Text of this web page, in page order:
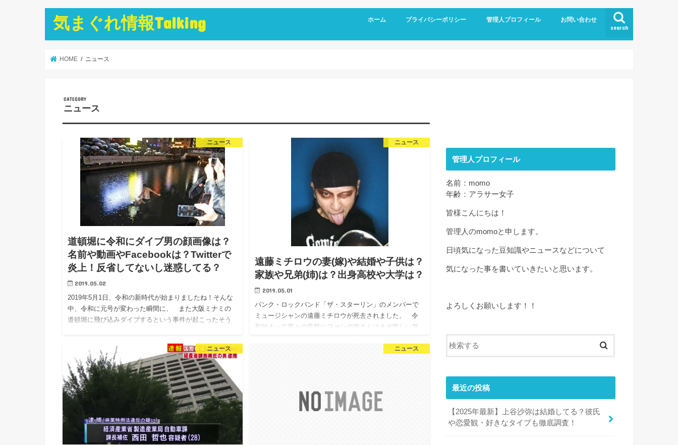
気まぐれ情報Talking search
ホーム プライバシーポリシー 管理人プロフィール お問い合わせ
HOME ニュース
ニュース
ニュース
道頓堀に令和にダイブ男の顔画像は？
名前や動画やFacebookは？Twitterで
炎上！反省してないし迷惑してる？
2019.05.02
2019年5月1日、令和の新時代が始まりましたね！そんな
中、令和に元号が変わった瞬間に、 また大阪ミナミの
道頓堀に飛び込みダイブするという事件が起こったそう
ニュース
遠藤ミチロウの妻(嫁)や結婚や子供は？
家族や兄弟(姉)は？出身高校や大学は？
2019.05.01
パンク・ロックバンド「ザ・スターリン」のメンバーで
ミュージシャンの遠藤ミチロウが死去されました。 令
和始まって早々の悲報にファンの皆さんはさぞ悲しい気
ニュース ニュース
管理人プロフィール
名前：momo
年齢：アラサー女子
皆様こんにちは！
管理人のmomoと申します。
日頃気になった豆知識やニュースなどについて
気になった事を書いていきたいと思います。
よろしくお願いします！！
最近の投稿
【2025年最新】上谷沙弥は結婚してる？彼氏
や恋愛観・好きなタイプも徹底調査！